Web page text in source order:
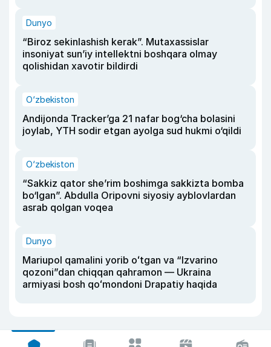
Dunyo
“Biroz sekinlashish kerak”. Mutaxassislar
insoniyat sun’iy intellektni boshqara olmay
qolishidan xavotir bildirdi
O‘zbekiston
Andijonda Tracker’ga 21 nafar bog‘cha bolasini
joylab, YTH sodir etgan ayolga sud hukmi o‘qildi
O‘zbekiston
“Sakkiz qator she’rim boshimga sakkizta bomba
bo‘lgan”. Abdulla Oripovni siyosiy ayblovlardan
asrab qolgan voqea
Dunyo
Mariupol qamalini yorib oʻtgan va “Izvarino
qozoni”dan chiqqan qahramon — Ukraina
armiyasi bosh qoʻmondoni Drapatiy haqida